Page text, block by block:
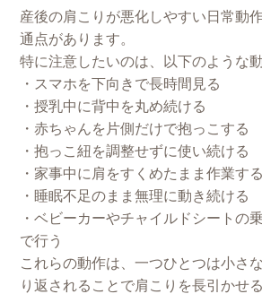
産後の肩こりが悪化しやすい日常動
通点があります。
特に注意したいのは、以下のような動
・スマホを下向きで長時間見る
・授乳中に背中を丸め続ける
・赤ちゃんを片側だけで抱っこする
・抱っこ紐を調整せずに使い続ける
・家事中に肩をすくめたまま作業する
・睡眠不足のまま無理に動き続ける
・ベビーカーやチャイルドシートの
で行う
これらの動作は、一つひとつは小さ
り返されることで肩こりを長引かせ